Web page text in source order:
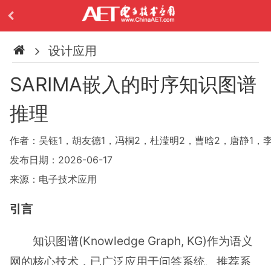
设计应用
SARIMA嵌入的时序知识图谱
推理
作者：吴钰1，胡友德1，冯桐2，杜滢明2，曹晗2，唐静1，
发布日期：2026-06-17
来源：电子技术应用
引言
知识图谱(Knowledge Graph, KG)作为语义
网的核心技术，已广泛应用于问答系统、推荐系